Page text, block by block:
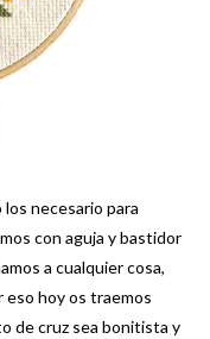
necesario para
con aguja y bastidor
a cualquier cosa,
eso hoy os traemos
de cruz sea bonitista y